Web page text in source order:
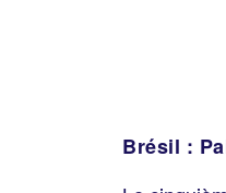
Brésil :